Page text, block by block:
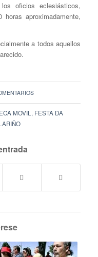
oficios eclesiásticos,
aproximadamente,
a todos aquellos
MOVIL , FESTA DA